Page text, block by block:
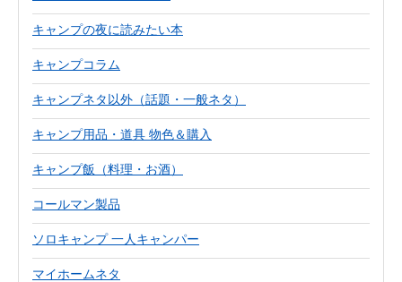
キャンプの夜に読みたい本
キャンプコラム
キャンプネタ以外（話題・一般ネタ）
キャンプ用品・道具 物色＆購入
キャンプ飯（料理・お酒）
コールマン製品
ソロキャンプ 一人キャンパー
マイホームネタ